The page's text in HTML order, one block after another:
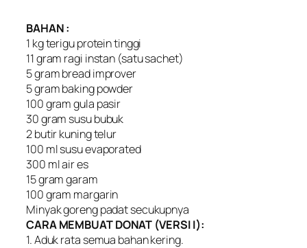
BAHAN :
1 kg terigu protein tinggi
11 gram ragi instan (satu sachet)
5 gram bread improver
5 gram baking powder
100 gram gula pasir
30 gram susu bubuk
2 butir kuning telur
100 ml susu evaporated
300 ml air es
15 gram garam
100 gram margarin
Minyak goreng padat secukupnya
CARA MEMBUAT DONAT (VERSI I):
1. Aduk rata semua bahan kering.